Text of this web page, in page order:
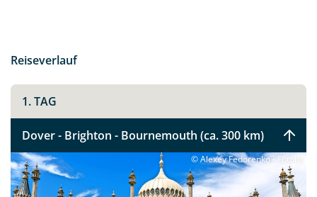
Reiseverlauf
1. TAG
Dover - Brighton - Bournemouth (ca. 300 km)
© Alexey Fedorenko - Fotolia